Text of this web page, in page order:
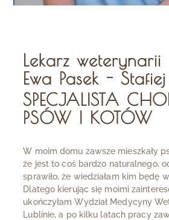
Lekarz weterynarii
Ewa Pasek - Stafiej
SPECJALISTA
PSÓW I KOTÓW
W moim domu zawsze mieszkały
że jest to coś bardzo naturalnego,
sprawiło, że wiedziałam kim będę
Dlatego kierując się moimi
ukończyłam Wydział Medycyny
Lublinie, a po kilku latach pracy